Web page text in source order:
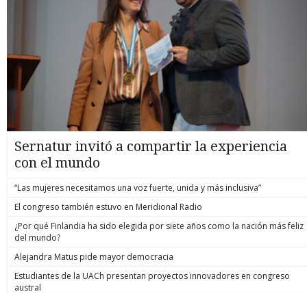
Sernatur invitó a compartir la experiencia
con el mundo
“Las mujeres necesitamos una voz fuerte, unida y más inclusiva”
El congreso también estuvo en Meridional Radio
¿Por qué Finlandia ha sido elegida por siete años como la nación más feliz
del mundo?
Alejandra Matus pide mayor democracia
Estudiantes de la UACh presentan proyectos innovadores en congreso
austral